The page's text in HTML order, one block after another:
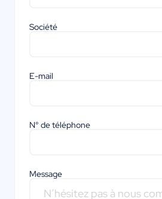
Société
E-mail
N° de téléphone
Message